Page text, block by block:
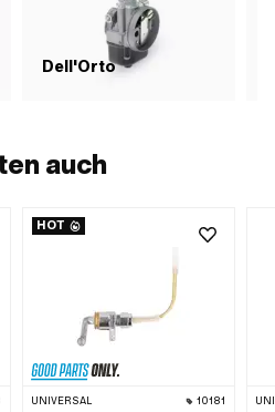
Dell'Orto
auch
HOT
UNIVERSAL 10181